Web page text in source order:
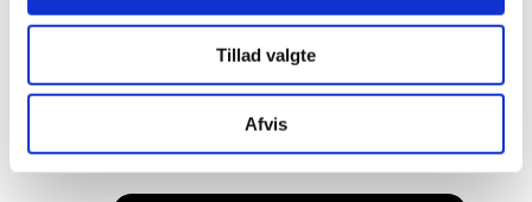
Tillad valgte
Afvis